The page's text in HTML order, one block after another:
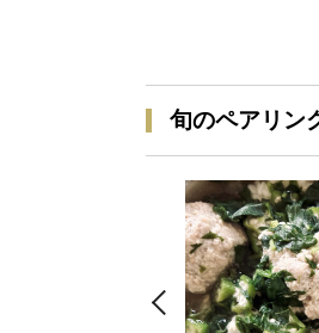
旬のペアリン